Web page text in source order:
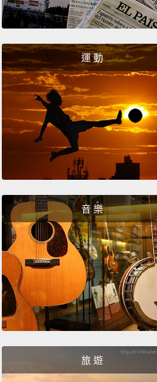
運 動
音 樂
旅 遊